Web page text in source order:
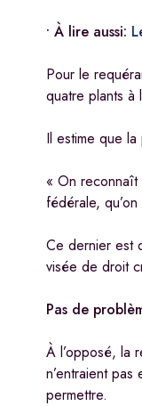
• À lire aussi:
Pour le
quatre plants à
Il estime que
« On reconnaît
fédérale,
Ce dernier est
visée de droit
Pas de
À l’opposé, la
n’entraient
permettre.